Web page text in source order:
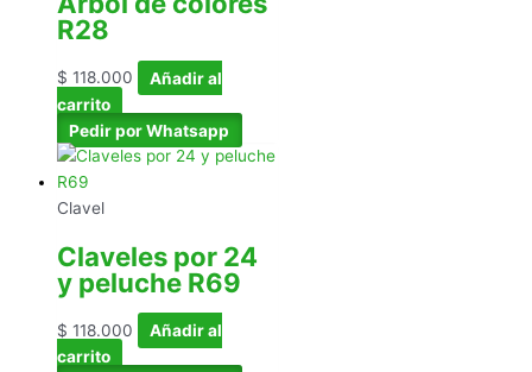
R28
$ 118.000
Añadir al
carrito
Pedir por Whatsapp
Clavel
Claveles por 24
y peluche R69
$ 118.000
Añadir al
carrito